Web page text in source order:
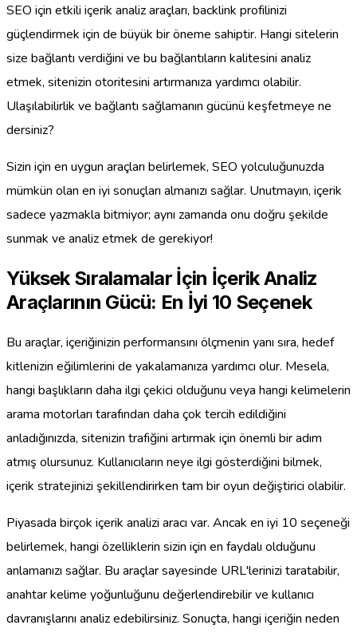
SEO için etkili içerik analiz araçları, backlink profilinizi
güçlendirmek için de büyük bir öneme sahiptir. Hangi sitelerin
size bağlantı verdiğini ve bu bağlantıların kalitesini analiz
etmek, sitenizin otoritesini artırmanıza yardımcı olabilir.
Ulaşılabilirlik ve bağlantı sağlamanın gücünü keşfetmeye ne
dersiniz?
Sizin için en uygun araçları belirlemek, SEO yolculuğunuzda
mümkün olan en iyi sonuçları almanızı sağlar. Unutmayın, içerik
sadece yazmakla bitmiyor; aynı zamanda onu doğru şekilde
sunmak ve analiz etmek de gerekiyor!
Yüksek Sıralamalar İçin İçerik Analiz
Araçlarının Gücü: En İyi 10 Seçenek
Bu araçlar, içeriğinizin performansını ölçmenin yanı sıra, hedef
kitlenizin eğilimlerini de yakalamanıza yardımcı olur. Mesela,
hangi başlıkların daha ilgi çekici olduğunu veya hangi kelimelerin
arama motorları tarafından daha çok tercih edildiğini
anladığınızda, sitenizin trafiğini artırmak için önemli bir adım
atmış olursunuz. Kullanıcıların neye ilgi gösterdiğini bilmek,
içerik stratejinizi şekillendirirken tam bir oyun değiştirici olabilir.
Piyasada birçok içerik analizi aracı var. Ancak en iyi 10 seçeneği
belirlemek, hangi özelliklerin sizin için en faydalı olduğunu
anlamanızı sağlar. Bu araçlar sayesinde URL'lerinizi taratabilir,
anahtar kelime yoğunluğunu değerlendirebilir ve kullanıcı
davranışlarını analiz edebilirsiniz. Sonuçta, hangi içeriğin neden